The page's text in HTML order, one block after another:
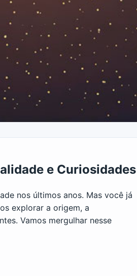
e Curiosidades
nos últimos anos. Mas você já
explorar a origem, a
Vamos mergulhar nesse